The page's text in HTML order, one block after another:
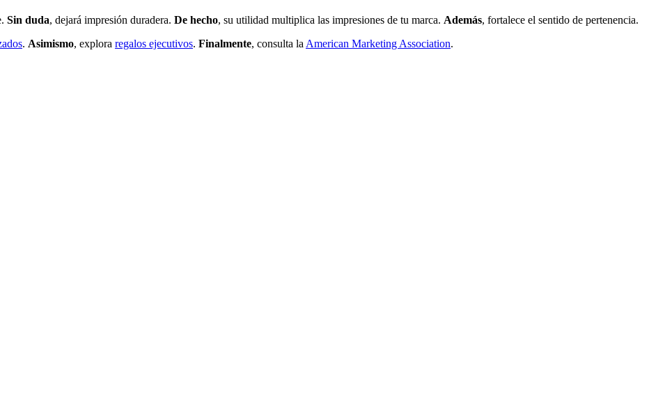
Sin duda, dejará impresión duradera. De hecho, su utilidad multiplica las impresiones de tu marca. Además, fortalece el sentido de pertenencia.
. Asimismo, explora regalos ejecutivos. Finalmente, consulta la American Marketing Association.